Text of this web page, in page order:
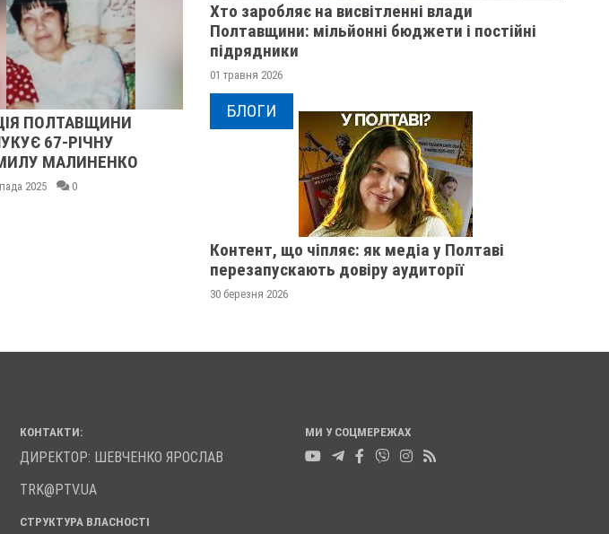
ПОЛТАВЩИНИ
67-РІЧНУ
МАЛИНЕНКО
2025 0
У ПОЛТАВСЬКІЙ ОБЛАСТІ
РОЗШУКУЮТЬ 62-РІЧНУ ЗОЮ
14 листопада 2025 0
ЯК ЦЕНТР
ВОЛЕЙБОЛУ
ВІДНОВЛЮЄТЬСЯ
РОСІЙСЬКОГО
СУМАХ
13 листопада 2025
Хто заробляє на висвітленні влади
Полтавщини: мільйонні бюджети і постійні
підрядники
01 травня 2026
БЛОГИ
Контент, що чіпляє: як медіа у Полтаві
перезапускають довіру аудиторії
30 березня 2026
КОНТАКТИ:
ДИРЕКТОР: ШЕВЧЕНКО ЯРОСЛАВ
TRK@PTV.UA
СТРУКТУРА ВЛАСНОСТІ
МИ У СОЦМЕРЕЖАХ